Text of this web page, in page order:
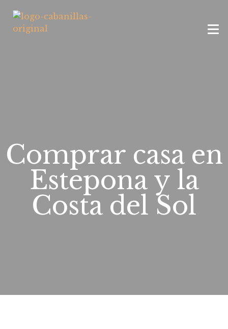
Comprar casa en
Estepona y la
Costa del Sol